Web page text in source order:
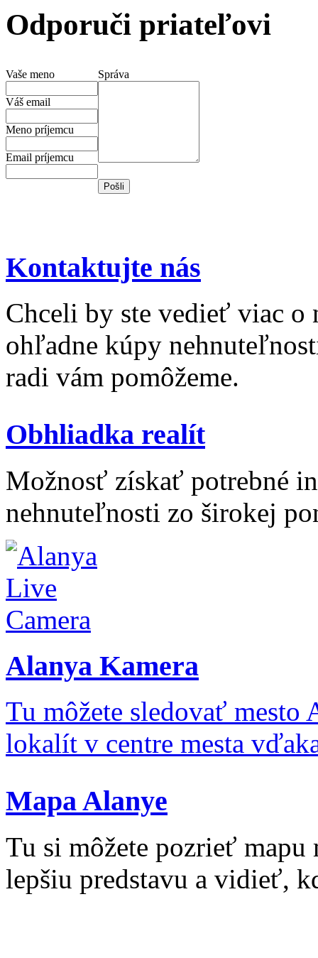
Odporuči priateľovi
Vaše meno
Váš email
Meno príjemcu
Email príjemcu
Správa
Kontaktujte nás
Chceli by ste vedieť viac o
ohľadne kúpy
radi vám pomôžeme.
Obhliadka realít
Možnosť získať potrebné
nehnuteľnosti zo širokej
Alanya Kamera
Tu môžete sledovať mesto
lokalít v centre mesta
Mapa Alanye
Tu si môžete pozrieť
lepšiu predstavu a vidieť,